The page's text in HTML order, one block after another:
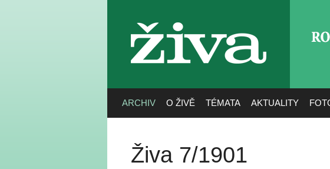
živa
ARCHIV O ŽIVĚ TÉMATA AKTUALITY
Živa 7/1901